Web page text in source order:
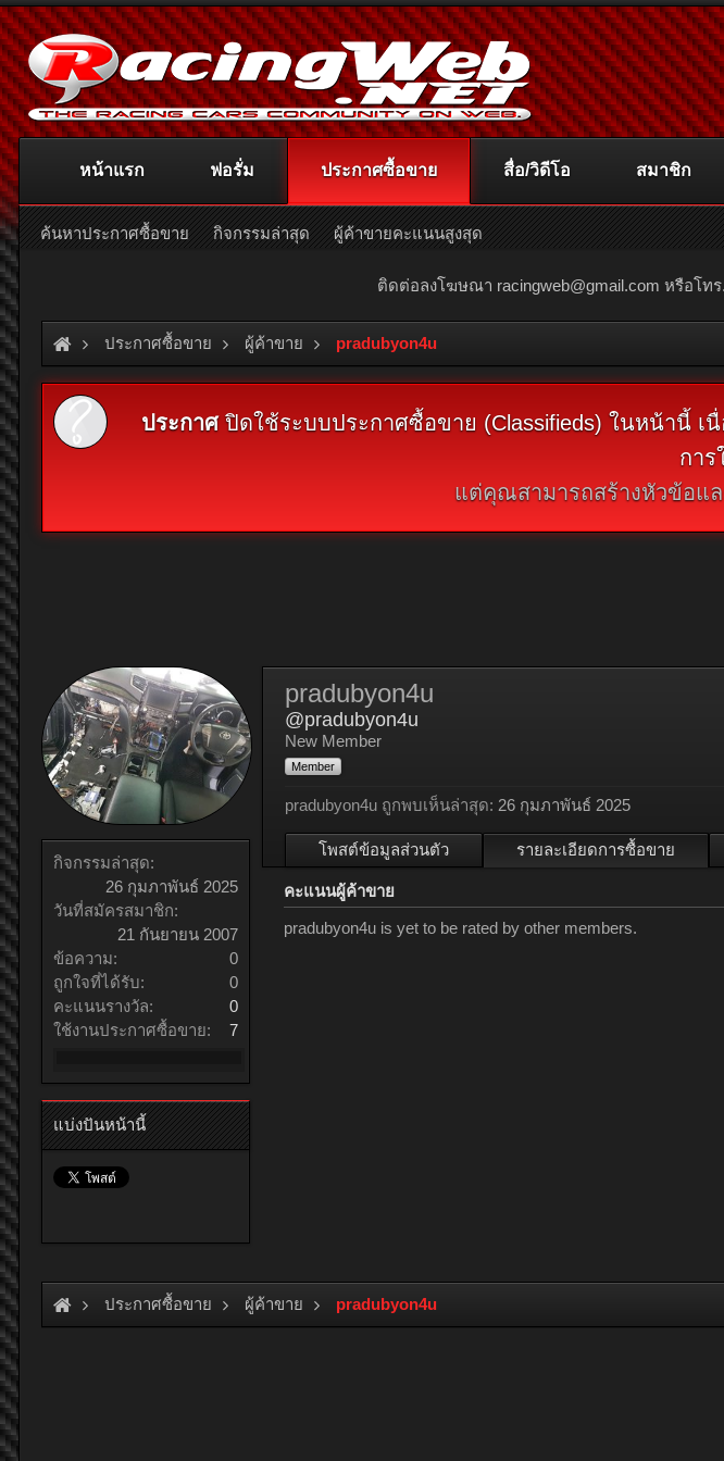
ติดต่อลงโฆษณา racingweb@gmail.com หรือโทร
ประกาศซื้อขาย ผู้ค้าขาย pradubyon4u
ประกาศปิดใช้ระบบประกาศซื้อขาย (Classifieds) ในหน้านี้ เ
การ
แต่คุณสามารถสร้างหัวข้อแ
กิจกรรมล่าสุด:
26 กุมภาพันธ์ 2025
วันที่สมัครสมาชิก:
21 กันยายน 2007
ข้อความ:
0
ถูกใจที่ได้รับ:
0
คะแนนรางวัล:
0
ใช้งานประกาศซื้อขาย:
7
แบ่งปันหน้านี้
pradubyon4u
@pradubyon4u
New Member
Member
pradubyon4u ถูกพบเห็นล่าสุด: 26 กุมภาพันธ์ 2025
โพสต์ข้อมูลส่วนตัว รายละเอียดการซื้อขาย
คะแนนผู้ค้าขาย
pradubyon4u is yet to be rated by other members.
ประกาศซื้อขาย ผู้ค้าขาย pradubyon4u
หน้าแรก ฟอรั่ม ประกาศซื้อขาย
ค้นหาประกาศซื้อขาย กิจกรรมล่าสุด ผู้ค้าขายคะแนนสูงสุด
สื่อ/วิดีโอ สมาชิก